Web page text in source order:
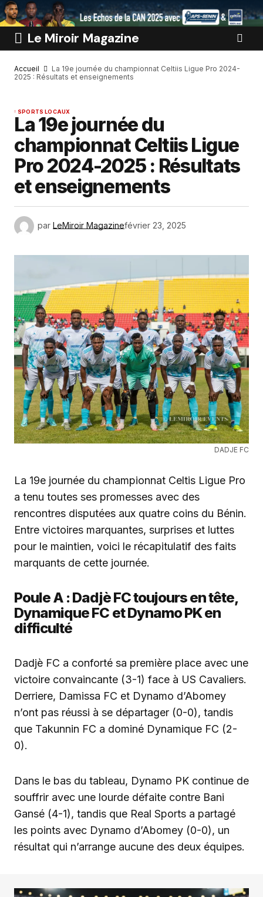
Le Miroir Magazine
Accueil
La 19e journée du championnat Celtiis Ligue Pro 2024-
2025 : Résultats et enseignements
SPORTS LOCAUX
La 19e journée du
championnat Celtiis Ligue
Pro 2024-2025 : Résultats
et enseignements
par LeMiroir Magazinefévrier 23, 2025
DADJE FC
La 19e journée du championnat Celtis Ligue Pro
a tenu toutes ses promesses avec des
rencontres disputées aux quatre coins du Bénin.
Entre victoires marquantes, surprises et luttes
pour le maintien, voici le récapitulatif des faits
marquants de cette journée.
Poule A : Dadjè FC toujours en tête,
Dynamique FC et Dynamo PK en
difficulté
Dadjè FC a conforté sa première place avec une
victoire convaincante (3-1) face à US Cavaliers.
Derriere, Damissa FC et Dynamo d’Abomey
n’ont pas réussi à se départager (0-0), tandis
que Takunnin FC a dominé Dynamique FC (2-
0).
Dans le bas du tableau, Dynamo PK continue de
souffrir avec une lourde défaite contre Bani
Gansé (4-1), tandis que Real Sports a partagé
les points avec Dynamo d’Abomey (0-0), un
résultat qui n’arrange aucune des deux équipes.